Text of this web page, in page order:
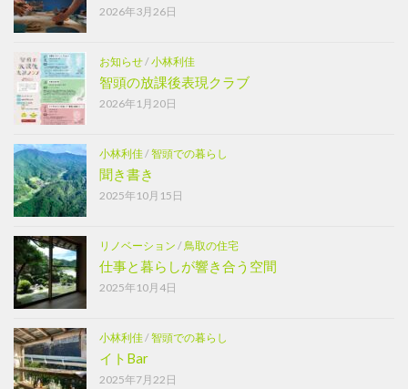
2026年3月26日
お知らせ/小林利佳
智頭の放課後表現クラブ
2026年1月20日
小林利佳/智頭での暮らし
聞き書き
2025年10月15日
リノベーション /鳥取の住宅
仕事と暮らしが響き合う空間
2025年10月4日
小林利佳/智頭での暮らし
イトBar
2025年7月22日